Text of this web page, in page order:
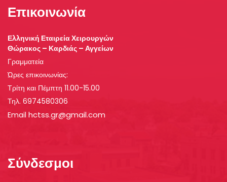
Επικοινωνία
Ελληνική Εταιρεία Χειρουργών
Θώρακος – Καρδιάς – Αγγείων
Γραμματεία
Ώρες επικοινωνίας:
Τρίτη και Πέμπτη 11.00-15.00
Τηλ. 6974580306
Email hctss.gr@gmail.com
Σύνδεσμοι